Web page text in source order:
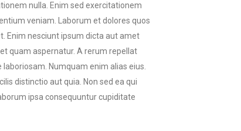
nulla. Enim sed exercitationem
veniam. Laborum et dolores quos
Enim nesciunt ipsum dicta aut amet
quam aspernatur. A rerum repellat
Numquam enim alias eius.
distinctio aut quia. Non sed ea qui
ipsa consequuntur cupiditate